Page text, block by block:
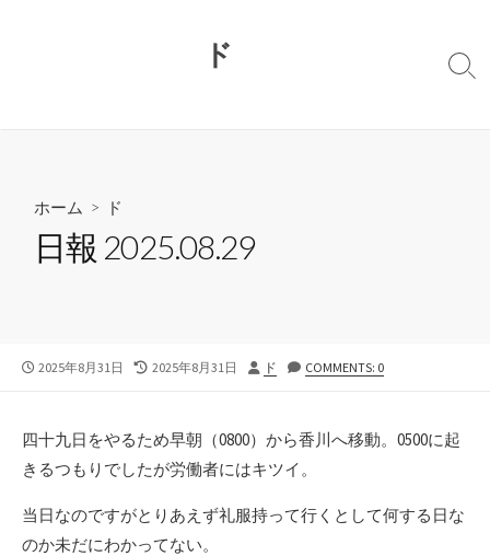
ド
検
ホーム > ド
日報 2025.08.29
公
2025年8月31日
最
日
2025年8月31日
投
ド COMMENTS: 0
四十九日をやるため早朝（0800）から香川へ移動。0500に起
きるつもりでしたが労働者にはキツイ。
当日なのですがとりあえず礼服持って行くとして何する日な
のか未だにわかってない。